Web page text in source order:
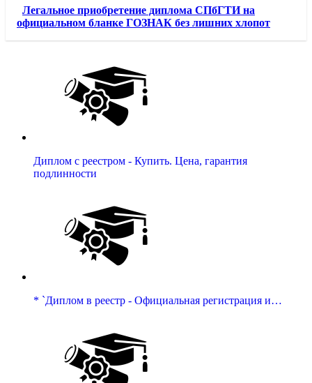
Легальное приобретение диплома СПбГТИ на
официальном бланке ГОЗНАК без лишних хлопот
Диплом с реестром - Купить. Цена, гарантия
подлинности
* `Диплом в реестр - Официальная регистрация и…